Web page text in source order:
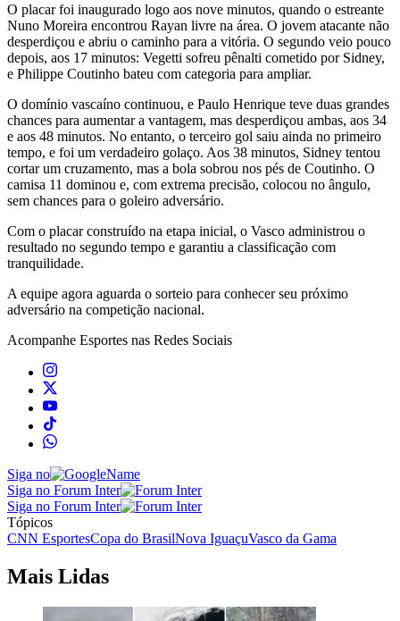
O placar foi inaugurado logo aos nove minutos, quando o estreante
Nuno Moreira encontrou Rayan livre na área. O jovem atacante não
desperdiçou e abriu o caminho para a vitória. O segundo veio pouco
depois, aos 17 minutos: Vegetti sofreu pênalti cometido por Sidney,
e Philippe Coutinho bateu com categoria para ampliar.
O domínio vascaíno continuou, e Paulo Henrique teve duas grandes
chances para aumentar a vantagem, mas desperdiçou ambas, aos 34
e aos 48 minutos. No entanto, o terceiro gol saiu ainda no primeiro
tempo, e foi um verdadeiro golaço. Aos 38 minutos, Sidney tentou
cortar um cruzamento, mas a bola sobrou nos pés de Coutinho. O
camisa 11 dominou e, com extrema precisão, colocou no ângulo,
sem chances para o goleiro adversário.
Com o placar construído na etapa inicial, o Vasco administrou o
resultado no segundo tempo e garantiu a classificação com
tranquilidade.
A equipe agora aguarda o sorteio para conhecer seu próximo
adversário na competição nacional.
Acompanhe Esportes nas Redes Sociais
Siga no
Siga no Forum Inter
Siga no Forum Inter
Tópicos
CNN EsportesCopa do BrasilNova IguaçuVasco da Gama
Mais Lidas